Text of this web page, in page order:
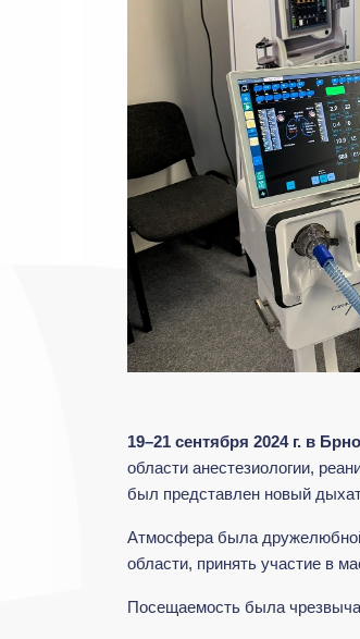
19–21 сентября 2024 г. в
области анестезиологии,
был представлен новый
Атмосфера была
области, принять участие в
Посещаемость была